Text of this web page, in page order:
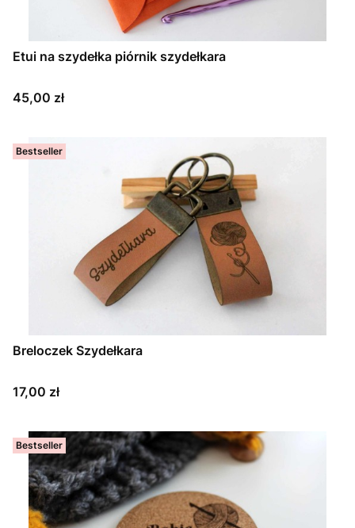
Etui na szydełka piórnik szydełkara
Cena
45,00 zł
Bestseller
Breloczek Szydełkara
Cena
17,00 zł
Bestseller